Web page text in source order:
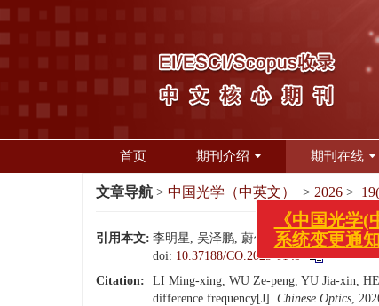
首页 期刊介绍 期刊在线
文章导航 > 中国光学（中英文） > 2026 >
引用本文: 李明星, 吴泽鹏, 蔚佳昕, 贺文君, 游亚军,
doi: 10.37188/CO.2025-0149
Citation:
LI Ming-xing, WU Ze-peng, YU Jia-xin,
difference frequency[J]. Chinese Optics,
《中国光学(中英
系统变更通知！